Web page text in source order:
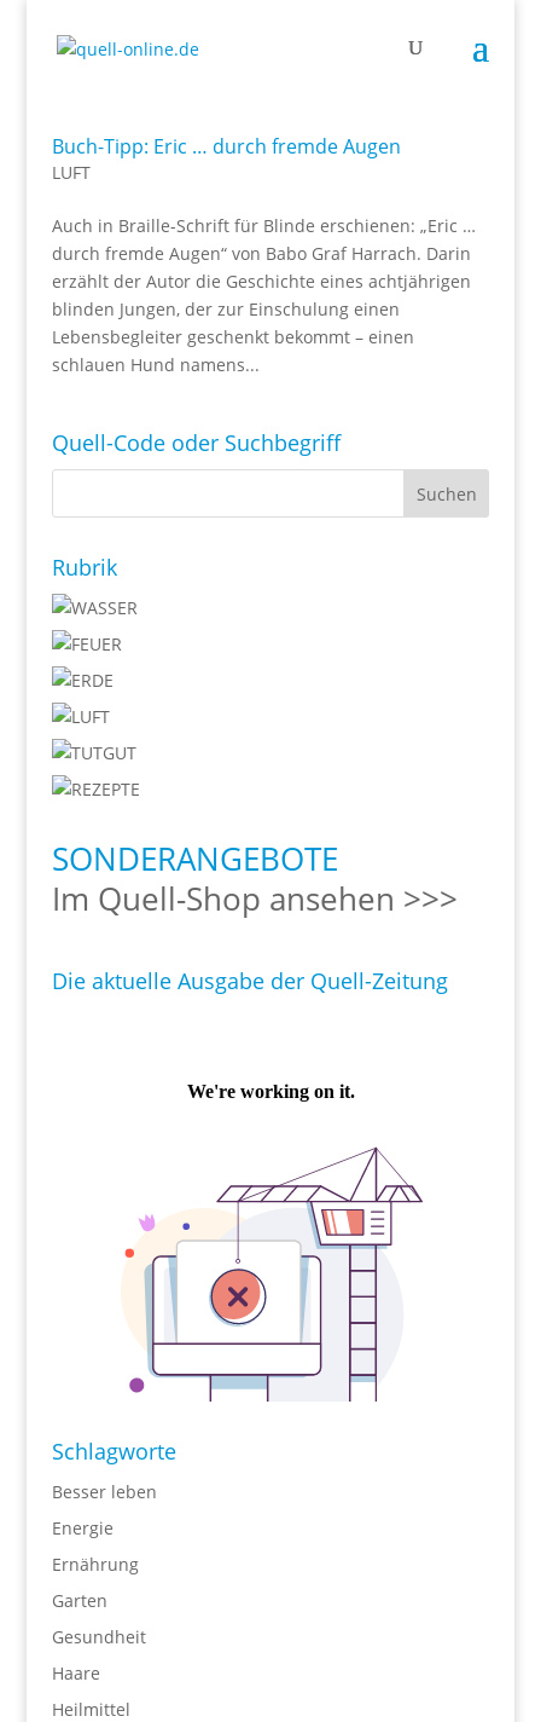
Buch-Tipp: Eric … durch fremde Augen
LUFT
Auch in Braille-Schrift für Blinde erschienen: „Eric …
durch fremde Augen“ von Babo Graf Harrach. Darin
erzählt der Autor die Geschichte eines achtjährigen
blinden Jungen, der zur Einschulung einen
Lebensbegleiter geschenkt bekommt – einen
schlauen Hund namens...
Quell-Code oder Suchbegriff
Rubrik
SONDERANGEBOTE
Im Quell-Shop ansehen >>>
Die aktuelle Ausgabe der Quell-Zeitung
Schlagworte
Besser leben
Energie
Ernährung
Garten
Gesundheit
Haare
Heilmittel